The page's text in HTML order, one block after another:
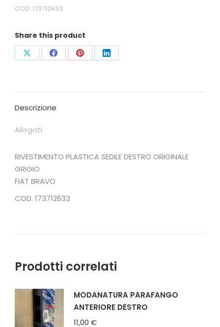
COD: 173712633
Share this product
CondividiCondividiCondividiCondividi
Descrizione
Allegati
RIVESTIMENTO PLASTICA SEDILE DESTRO ORIGINALE
GRIGIO
FIAT BRAVO
COD. 173712633
Prodotti correlati
MODANATURA PARAFANGO
ANTERIORE DESTRO
11,00 €